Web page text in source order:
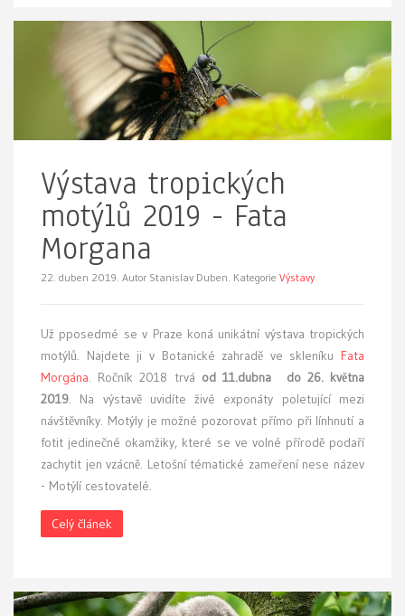
Výstava tropických
motýlů 2019 - Fata
Morgana
22. duben 2019. Autor Stanislav Duben. Kategorie Výstavy
Už pposedmé se v Praze koná unikátní výstava tropických
motýlů. Najdete ji v Botanické zahradě ve skleníku Fata
Morgána. Ročník 2018 trvá od 11.dubna do 26. května
2019. Na výstavě uvidíte živé exponáty poletující mezi
návštěvníky. Motýly je možné pozorovat přímo při línhnutí a
fotit jedinečné okamžiky, které se ve volné přírodě podaří
zachytit jen vzácně. Letošní tématické zameření nese název
- Motýlí cestovatelé.
Celý článek